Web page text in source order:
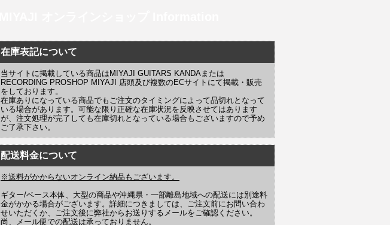
在庫表記について
当サイトに掲載している商品はMIYAJI GUITARS KANDAまたは
RECORDING PROSHOP MIYAJI 店頭及び複数のECサイトにて掲載・販売
をしております。
在庫ありになっている商品でもご注文のタイミングによって品切れとなって
いる場合があります。可能な限り正確な在庫状況を反映させてはあります
が、注文処理が完了しても在庫切れとなっている場合もございますので予め
ご了承下さい。
配送料金について
※送料がかからないオンライン納品もございます。
ギター/ベース本体、大型の商品や沖縄県・一部離島地域への配送には別途料
金がかかる場合がございます。詳細につきましては、ご注文前にお問い合わ
せいただくか、ご注文後に弊社からお送りするメールをご確認ください。
尚、メール便での配送は承っておりません。